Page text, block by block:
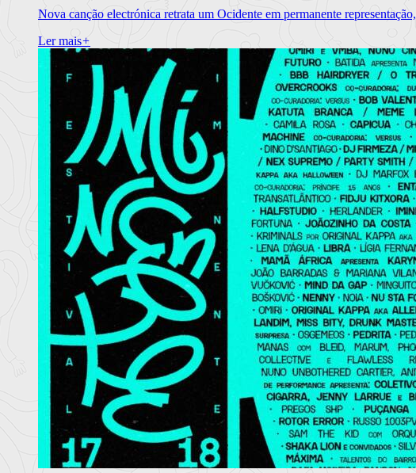
Nova canção electrónica retrata um Ocidente em permanente representação,
Ler mais+